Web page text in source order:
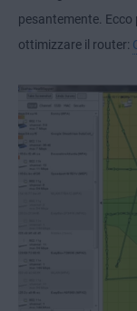
pesantemente.
ottimizzare il router: